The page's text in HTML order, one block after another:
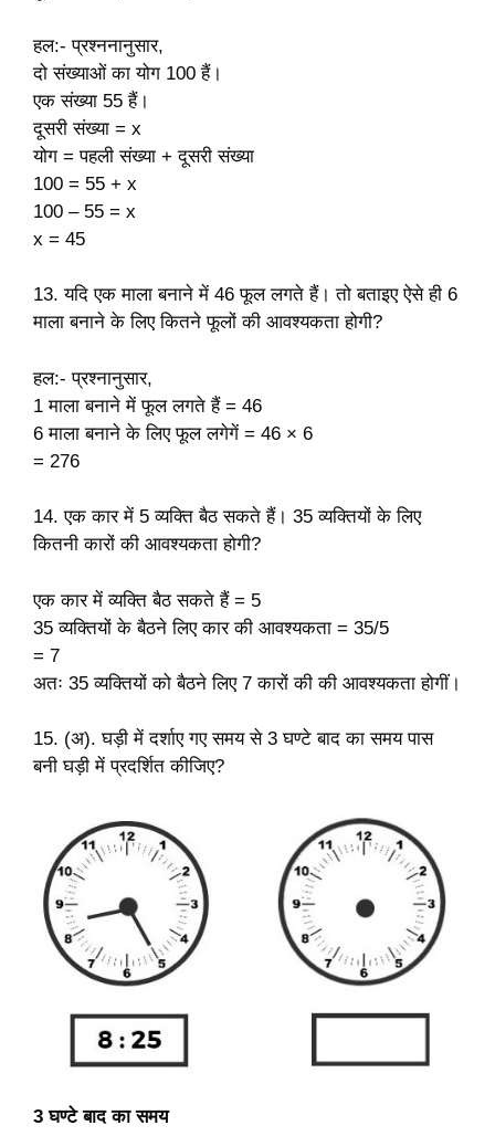
हल:- प्रश्ननानुसार,
दो संख्याओं का योग 100 हैं।
एक संख्या 55 हैं।
दूसरी संख्या = x
योग = पहली संख्या + दूसरी संख्या
100 = 55 + x
100 – 55 = x
x = 45
13. यदि एक माला बनाने में 46 फूल लगते हैं। तो बताइए ऐसे ही 6
माला बनाने के लिए कितने फूलों की आवश्यकता होगी?
हल:- प्रश्नानुसार,
1 माला बनाने में फूल लगते हैं = 46
6 माला बनाने के लिए फूल लगेगें = 46 × 6
= 276
14. एक कार में 5 व्यक्ति बैठ सकते हैं। 35 व्यक्तियों के लिए
कितनी कारों की आवश्यकता होगी?
एक कार में व्यक्ति बैठ सकते हैं = 5
35 व्यक्तियों के बैठने लिए कार की आवश्यकता = 35/5
= 7
अतः 35 व्यक्तियों को बैठने लिए 7 कारों की की आवश्यकता होगीं।
15. (अ). घड़ी में दर्शाए गए समय से 3 घण्टे बाद का समय पास
बनी घड़ी में प्रदर्शित कीजिए?
3 घण्टे बाद का समय